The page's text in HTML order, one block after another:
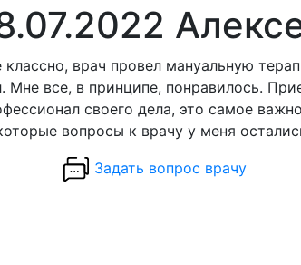
классно, врач провел мануальную
Мне все, в принципе, понравилось.
своего дела, это самое
вопросы к врачу у меня
Задать вопрос врачу